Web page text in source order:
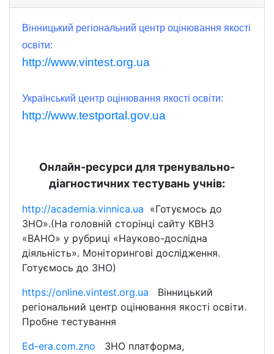
Вінницький регіональний центр оцінювання якості
освіти:
http://www.vintest.org.ua
Український центр оцінювання якості освіти:
http://www.testportal.gov.ua
Онлайн-ресурси для тренувально-
діагностичних тестувань учнів:
http://academia.vinnica.ua «Готуємось до
ЗНО».(На головній сторінці сайту КВНЗ
«ВАНО» у рубриці «Науково-дослідна
діяльність». Моніторингові дослідження.
Готуємось до ЗНО)
https://online.vintest.org.ua Вінницький
регіональний центр оцінювання якості освіти.
Пробне тестування
Ed-era.com.zno
ЗНО платформа,